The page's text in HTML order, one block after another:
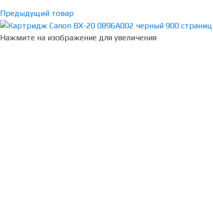
Предыдущий товар
Нажмите на изображение для увеличения